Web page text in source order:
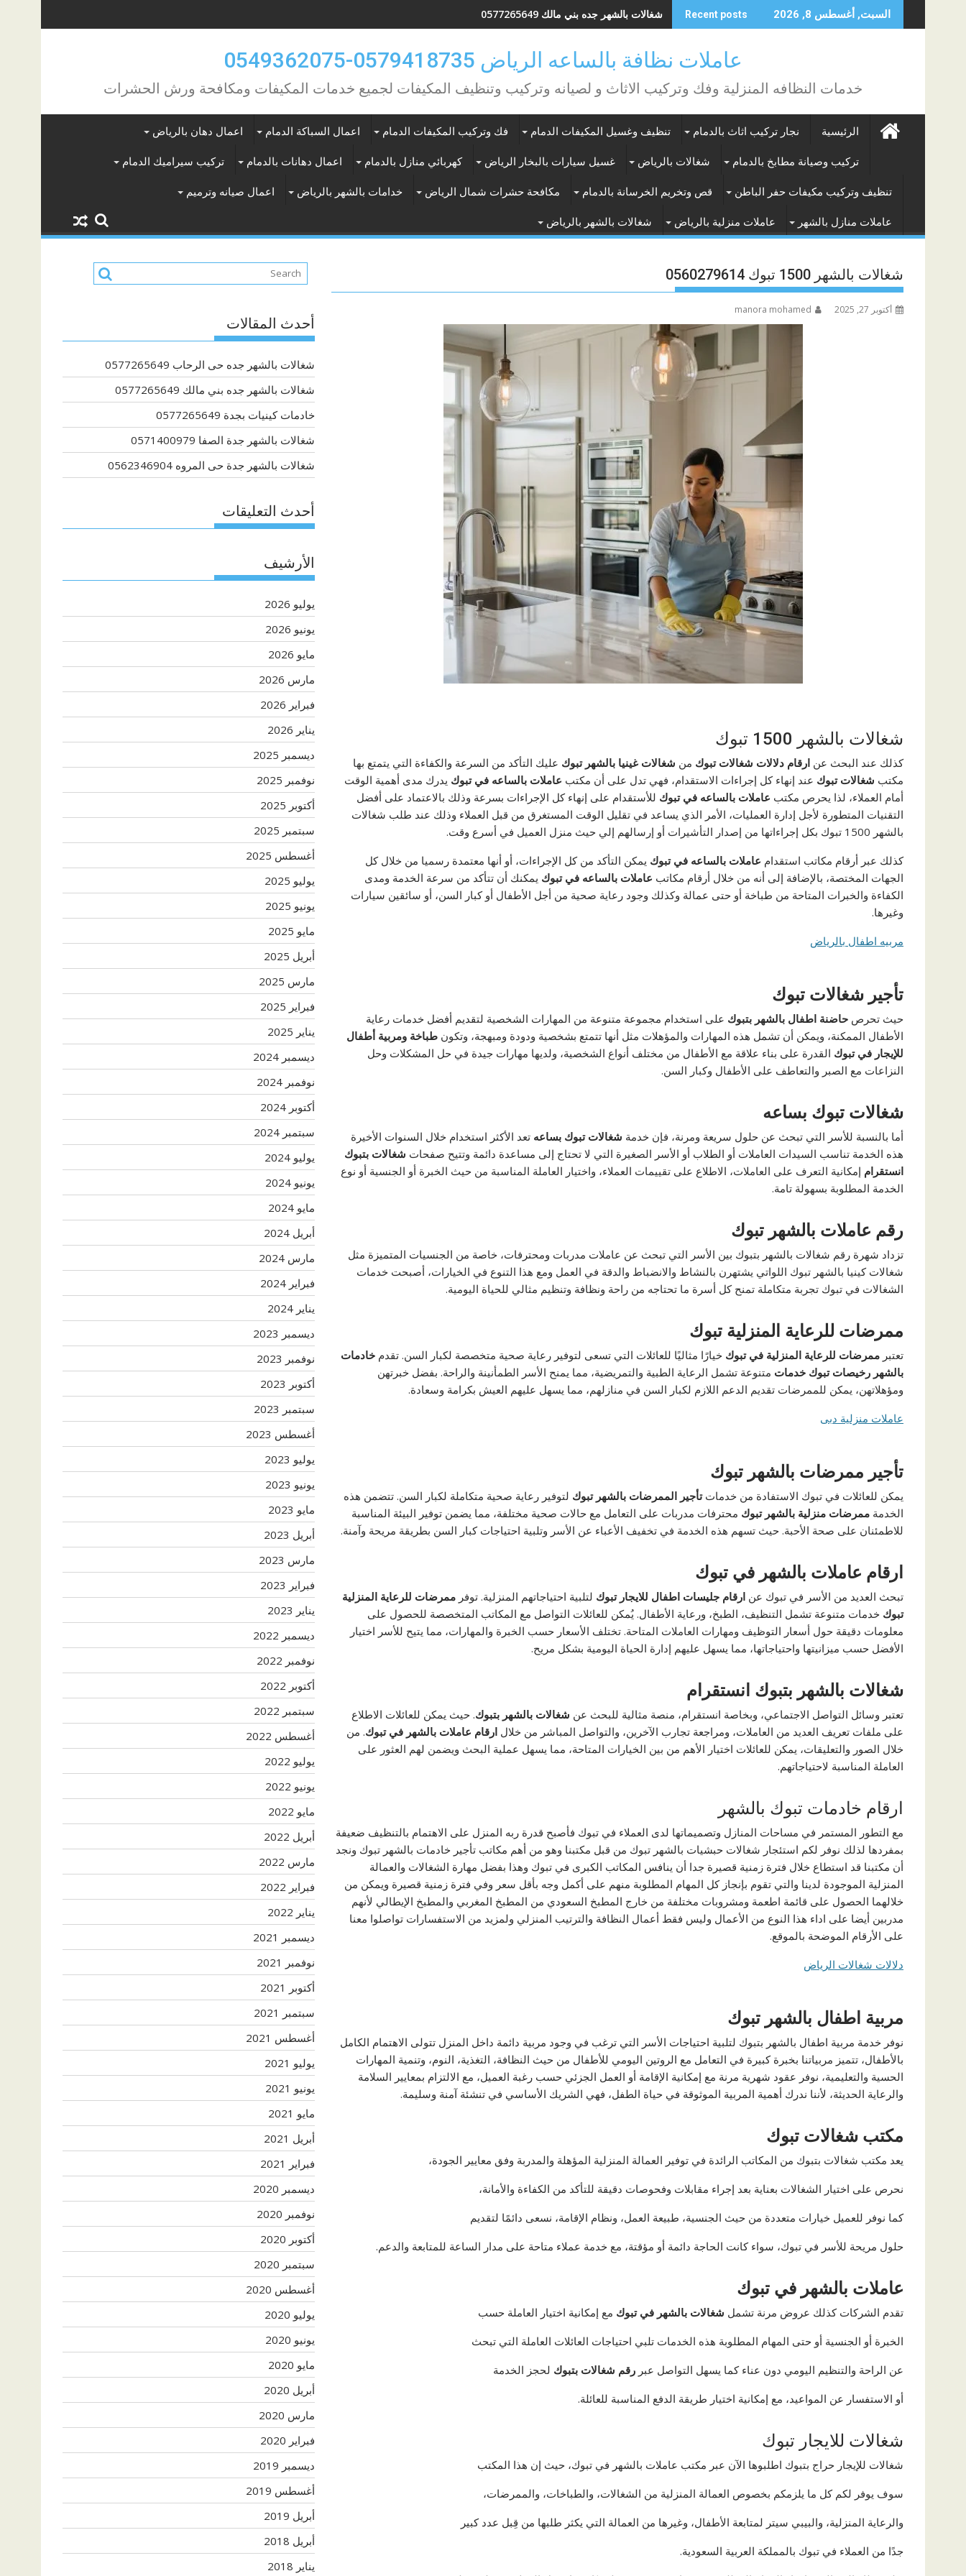
to
السبت, أغسطس 8, 2026 Recent posts شغالات بالشهر جده بني مالك 0577265649
عاملات نظافة بالساعه الرياض 0579418735-0549362075
خدمات النظافه المنزلية وفك وتركيب الاثاث و لصيانه وتركيب وتنظيف المكيفات لجميع خدمات المكيفات ومكافحة ورش الحشرات
الرئيسية نجار تركيب اثاث بالدمام تنظيف وغسيل المكيفات الدمام فك وتركيب المكيفات الدمام اعمال السباكة الدمام اعمال دهان بالرياض
تركيب وصيانة مطابخ بالدمام شغالات بالرياض غسيل سيارات بالبخار الرياض كهربائي منازل بالدمام اعمال دهانات بالدمام تركيب سيراميك الدمام
تنظيف وتركيب مكيفات حفر الباطن قص وتخريم الخرسانة بالدمام مكافحة حشرات شمال الرياض خدامات بالشهر بالرياض اعمال صيانه وترميم
عاملات منازل بالشهر عاملات منزلية بالرياض شغالات بالشهر بالرياض
شغالات بالشهر 1500 تبوك 0560279614
أكتوبر 27, 2025 manora mohamed
شغالات بالشهر 1500 تبوك
كذلك عند البحث عن ارقام دلالات شغالات تبوك من شغالات غينيا بالشهر تبوك عليك التأكد من السرعة والكفاءة التي يتمتع بها
مكتب شغالات تبوك عند إنهاء كل إجراءات الاستقدام، فهي تدل على أن مكتب عاملات بالساعه في تبوك يدرك مدى أهمية الوقت
أمام العملاء، لذا يحرص مكتب عاملات بالساعه في تبوك للأستقدام على إنهاء كل الإجراءات بسرعة وذلك بالاعتماد على أفضل
التقنيات المتطورة لأجل إدارة العمليات، الأمر الذي يساعد في تقليل الوقت المستغرق من قبل العملاء وذلك عند طلب شغالات
بالشهر 1500 تبوك بكل إجراءاتها من إصدار التأشيرات أو إرسالهم إلي حيث منزل العميل في أسرع وقت.
كذلك عبر أرقام مكاتب استقدام عاملات بالساعه في تبوك يمكن التأكد من كل الإجراءات، أو أنها معتمدة رسميا من خلال كل
الجهات المختصة، بالإضافة إلى أنه من خلال أرقام مكاتب عاملات بالساعه في تبوك يمكنك أن تتأكد من سرعة الخدمة ومدى
الكفاءة والخبرات المتاحة من طباخة أو حتى عمالة وكذلك وجود رعاية صحية من أجل الأطفال أو كبار السن، أو سائقين سيارات
وغيرها.
مربيه اطفال بالرياض
تأجير شغالات تبوك
حيث تحرص حاضنة اطفال بالشهر بتبوك على استخدام مجموعة متنوعة من المهارات الشخصية لتقديم أفضل خدمات رعاية
الأطفال الممكنة، ويمكن أن تشمل هذه المهارات والمؤهلات مثل أنها تتمتع بشخصية ودودة ومبهجة، وتكون طباخة ومربية أطفال
للإيجار في تبوك القدرة على بناء علاقة مع الأطفال من مختلف أنواع الشخصية، ولديها مهارات جيدة في حل المشكلات وحل
النزاعات مع الصبر والتعاطف على الأطفال وكبار السن.
شغالات تبوك بساعه
أما بالنسبة للأسر التي تبحث عن حلول سريعة ومرنة، فإن خدمة شغالات تبوك بساعه تعد الأكثر استخدام خلال السنوات الأخيرة
هذه الخدمة تناسب السيدات العاملات أو الطلاب أو الأسر الصغيرة التي لا تحتاج إلى مساعدة دائمة وتتيح صفحات شغالات بتبوك
انستقرام إمكانية التعرف على العاملات، الاطلاع على تقييمات العملاء، واختيار العاملة المناسبة من حيث الخبرة أو الجنسية أو نوع
الخدمة المطلوبة بسهولة تامة.
رقم عاملات بالشهر تبوك
تزداد شهرة رقم شغالات بالشهر بتبوك بين الأسر التي تبحث عن عاملات مدربات ومحترفات، خاصة من الجنسيات المتميزة مثل
شغالات كينيا بالشهر تبوك اللواتي يشتهرن بالنشاط والانضباط والدقة في العمل ومع هذا التنوع في الخيارات، أصبحت خدمات
الشغالات في تبوك تجربة متكاملة تمنح كل أسرة ما تحتاجه من راحة ونظافة وتنظيم مثالي للحياة اليومية.
ممرضات للرعاية المنزلية تبوك
تعتبر ممرضات للرعاية المنزلية في تبوك خيارًا مثاليًا للعائلات التي تسعى لتوفير رعاية صحية متخصصة لكبار السن. تقدم خادمات
بالشهر رخيصات تبوك خدمات متنوعة تشمل الرعاية الطبية والتمريضية، مما يمنح الأسر الطمأنينة والراحة. بفضل خبرتهن
ومؤهلاتهن، يمكن للممرضات تقديم الدعم اللازم لكبار السن في منازلهم، مما يسهل عليهم العيش بكرامة وسعادة.
عاملات منزلية دبى
تأجير ممرضات بالشهر تبوك
يمكن للعائلات في تبوك الاستفادة من خدماتتأجير الممرضات بالشهر تبوك لتوفير رعاية صحية متكاملة لكبار السن. تتضمن هذه
الخدمة ممرضات منزلية بالشهر تبوك محترفات مدربات على التعامل مع حالات صحية مختلفة، مما يضمن توفير البيئة المناسبة
للاطمئنان على صحة الأحبة. حيث تسهم هذه الخدمة في تخفيف الأعباء عن الأسر وتلبية احتياجات كبار السن بطريقة مريحة وآمنة.
ارقام عاملات بالشهر في تبوك
تبحث العديد من الأسر في تبوك عن ارقام جليسات اطفال للايجار تبوك لتلبية احتياجاتهم المنزلية. توفر ممرضات للرعاية المنزلية
تبوك خدمات متنوعة تشمل التنظيف، الطبخ، ورعاية الأطفال. يُمكن للعائلات التواصل مع المكاتب المتخصصة للحصول على
معلومات دقيقة حول أسعار التوظيف ومهارات العاملات المتاحة. تختلف الأسعار حسب الخبرة والمهارات، مما يتيح للأسر اختيار
الأفضل حسب ميزانيتها واحتياجاتها، مما يسهل عليهم إدارة الحياة اليومية بشكل مريح.
شغالات بالشهر بتبوك انستقرام
تعتبر وسائل التواصل الاجتماعي، وبخاصة انستقرام، منصة مثالية للبحث عن شغالات بالشهر بتبوك. حيث يمكن للعائلات الاطلاع
على ملفات تعريف العديد من العاملات، ومراجعة تجارب الآخرين، والتواصل المباشر من خلال ارقام عاملات بالشهر في تبوك. من
خلال الصور والتعليقات، يمكن للعائلات اختيار الأهم من بين الخيارات المتاحة، مما يسهل عملية البحث ويضمن لهم العثور على
العاملة المناسبة لاحتياجاتهم.
ارقام خادمات تبوك بالشهر
مع التطور المستمر في مساحات المنازل وتصميماتها لدى العملاء في تبوك فأصبح قدرة ربه المنزل على الاهتمام بالتنظيف ضعيفة
بمفردها لذلك نوفر لكم استئجار شغالات حبشيات بالشهر تبوك من قبل مكتبنا وهو من أهم مكاتب تأجير خادمات بالشهر تبوك ونجد
أن مكتبنا قد استطاع خلال فترة زمنية قصيرة جدا أن ينافس المكاتب الكبرى في تبوك وهذا بفضل مهارة الشغالات والعمالة
المنزلية الموجودة لدينا والتي تقوم بإنجاز كل المهام المطلوبة منهم على أكمل وجه بأقل سعر وفي فترة زمنية قصيرة ويمكن من
خلالهما الحصول على قائمة اطعمة ومشروبات مختلفة من خارج المطبخ السعودي من المطبخ المغربي والمطبخ الإيطالي لأنهم
مدربين أيضا على اداء هذا النوع من الأعمال وليس فقط أعمال النظافة والترتيب المنزلي ولمزيد من الاستفسارات تواصلوا معنا
على الأرقام الموضحة بالموقع.
دلالات شغالات الرياض
مربية اطفال بالشهر تبوك
نوفر خدمة مربية اطفال بالشهر بتبوك لتلبية احتياجات الأسر التي ترغب في وجود مربية دائمة داخل المنزل تتولى الاهتمام الكامل
بالأطفال، تتميز مربياتنا بخبرة كبيرة في التعامل مع الروتين اليومي للأطفال من حيث النظافة، التغذية، النوم، وتنمية المهارات
الحسية والتعليمية، نوفر عقود شهرية مرنة مع إمكانية الإقامة أو العمل الجزئي حسب رغبة العميل، مع الالتزام بمعايير السلامة
والرعاية الحديثة، لأننا ندرك أهمية المربية الموثوقة في حياة الطفل، فهي الشريك الأساسي في تنشئة آمنة وسليمة.
مكتب شغالات تبوك
يعد مكتب شغالات بتبوك من المكاتب الرائدة في توفير العمالة المنزلية المؤهلة والمدربة وفق معايير الجودة،
نحرص على اختيار الشغالات بعناية بعد إجراء مقابلات وفحوصات دقيقة للتأكد من الكفاءة والأمانة،
كما نوفر للعميل خيارات متعددة من حيث الجنسية، طبيعة العمل، ونظام الإقامة، نسعى دائمًا لتقديم
حلول مريحة للأسر في تبوك، سواء كانت الحاجة دائمة أو مؤقتة، مع خدمة عملاء متاحة على مدار الساعة للمتابعة والدعم.
عاملات بالشهر في تبوك
تقدم الشركات كذلك عروض مرنة تشمل شغالات بالشهر في تبوك مع إمكانية اختيار العاملة حسب
الخبرة أو الجنسية أو حتى المهام المطلوبة هذه الخدمات تلبي احتياجات العائلات العاملة التي تبحث
عن الراحة والتنظيم اليومي دون عناء كما يسهل التواصل عبر رقم شغالات بتبوك لحجز الخدمة
أو الاستفسار عن المواعيد، مع إمكانية اختيار طريقة الدفع المناسبة للعائلة.
شغالات للايجار تبوك
شغالات للإيجار حراج بتبوك اطلبوها الآن عبر مكتب عاملات بالشهر في تبوك، حيث إن هذا المكتب
سوف يوفر لكم كل ما يلزمكم بخصوص العمالة المنزلية من الشغالات، والطباخات، والممرضات،
والرعاية المنزلية، والبيبي سيتر لمتابعة الأطفال، وغيرها من العمالة التي يكثر طلبها من قِبل عدد كبير
جدًا من العملاء في تبوك بالمملكة العربية السعودية.
أحدث المقالات
شغالات بالشهر جده حى الرحاب 0577265649
شغالات بالشهر جده بني مالك 0577265649
خادمات كينيات بجدة 0577265649
شغالات بالشهر جدة الصفا 0571400979
شغالات بالشهر جدة حى المروه 0562346904
أحدث التعليقات
الأرشيف
يوليو 2026
يونيو 2026
مايو 2026
مارس 2026
فبراير 2026
يناير 2026
ديسمبر 2025
نوفمبر 2025
أكتوبر 2025
سبتمبر 2025
أغسطس 2025
يوليو 2025
يونيو 2025
مايو 2025
أبريل 2025
مارس 2025
فبراير 2025
يناير 2025
ديسمبر 2024
نوفمبر 2024
أكتوبر 2024
سبتمبر 2024
يوليو 2024
يونيو 2024
مايو 2024
أبريل 2024
مارس 2024
فبراير 2024
يناير 2024
ديسمبر 2023
نوفمبر 2023
أكتوبر 2023
سبتمبر 2023
أغسطس 2023
يوليو 2023
يونيو 2023
مايو 2023
أبريل 2023
مارس 2023
فبراير 2023
يناير 2023
ديسمبر 2022
نوفمبر 2022
أكتوبر 2022
سبتمبر 2022
أغسطس 2022
يوليو 2022
يونيو 2022
مايو 2022
أبريل 2022
مارس 2022
فبراير 2022
يناير 2022
ديسمبر 2021
نوفمبر 2021
أكتوبر 2021
سبتمبر 2021
أغسطس 2021
يوليو 2021
يونيو 2021
مايو 2021
أبريل 2021
فبراير 2021
ديسمبر 2020
نوفمبر 2020
أكتوبر 2020
سبتمبر 2020
أغسطس 2020
يوليو 2020
يونيو 2020
مايو 2020
أبريل 2020
مارس 2020
فبراير 2020
ديسمبر 2019
أغسطس 2019
أبريل 2019
أبريل 2018
يناير 2018